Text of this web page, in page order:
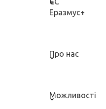
Еразмус+
Про нас
Можливості